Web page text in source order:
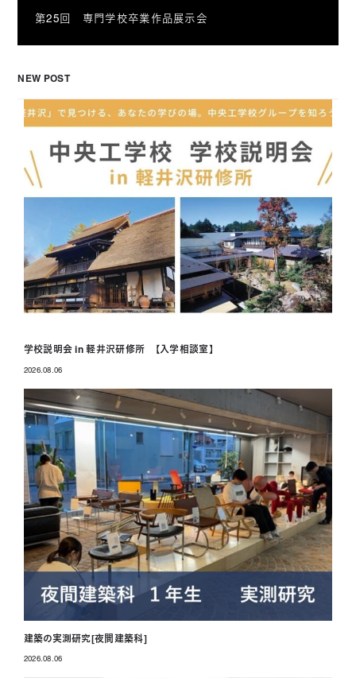
第25回 専門学校卒業作品展示会
NEW POST
学校説明会 in 軽井沢研修所 【入学相談室】
2026.08.06
建築の実測研究[夜間建築科]
2026.08.06